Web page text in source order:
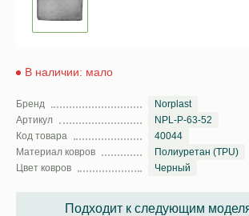
В наличии: мало
Бренд
Norplast
Артикул
NPL-P-63-52
Код товара
40044
Материал ковров
Полиуретан (TPU)
Цвет ковров
Черный
Подходит к следующим